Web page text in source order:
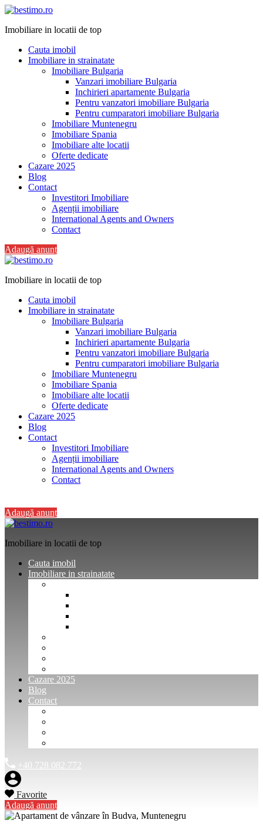
Imobiliare in locatii de top
Cauta imobil
Imobiliare in strainatate
Imobiliare Bulgaria
Vanzari imobiliare Bulgaria
Inchirieri apartamente Bulgaria
Pentru vanzatori imobiliare Bulgaria
Pentru cumparatori imobiliare Bulgaria
Imobiliare Muntenegru
Imobiliare Spania
Imobiliare alte locatii
Oferte dedicate
Cazare 2025
Blog
Contact
Investitori Imobiliare
Agenții imobiliare
International Agents and Owners
Contact
Adaugă anunț
Imobiliare in locatii de top
Cauta imobil
Imobiliare in strainatate
Imobiliare Bulgaria
Vanzari imobiliare Bulgaria
Inchirieri apartamente Bulgaria
Pentru vanzatori imobiliare Bulgaria
Pentru cumparatori imobiliare Bulgaria
Imobiliare Muntenegru
Imobiliare Spania
Imobiliare alte locatii
Oferte dedicate
Cazare 2025
Blog
Contact
Investitori Imobiliare
Agenții imobiliare
International Agents and Owners
Contact
Adaugă anunț
Imobiliare in locatii de top
Cauta imobil
Imobiliare in strainatate
Cazare 2025
Blog
Contact
+40 728 082 772
Favorite
Adaugă anunț